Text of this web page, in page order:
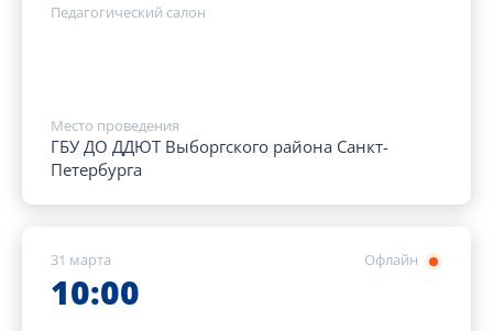
Педагогический салон
Место проведения
ГБУ ДО ДДЮТ Выборгского района Санкт-
Петербурга
Офлайн
31 марта
10:00